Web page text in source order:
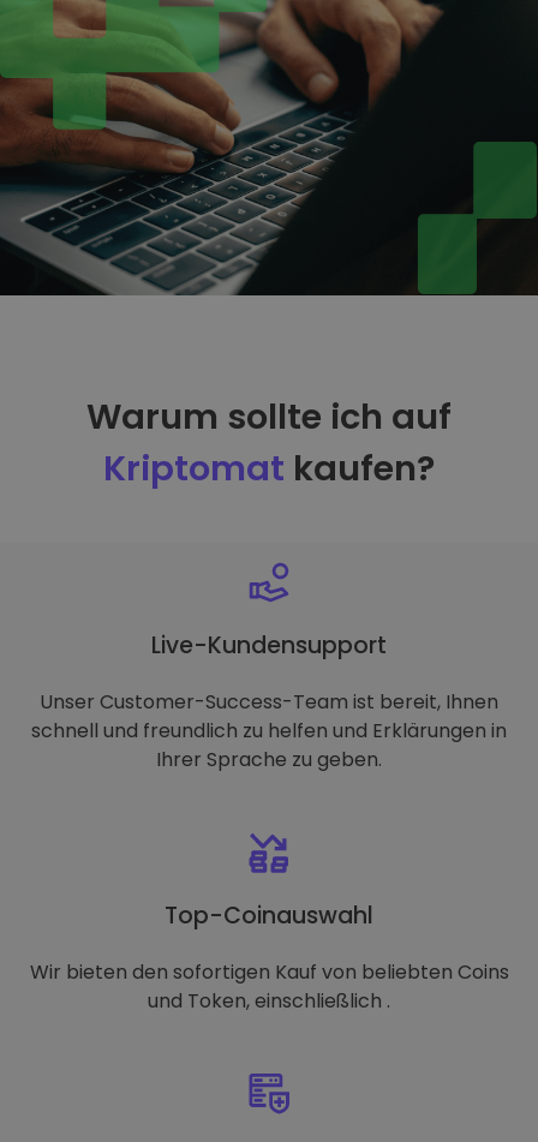
Warum sollte ich auf
Kriptomat kaufen?
Live-Kundensupport
Unser Customer-Success-Team ist bereit, Ihnen
schnell und freundlich zu helfen und Erklärungen in
Ihrer Sprache zu geben.
Top-Coinauswahl
Wir bieten den sofortigen Kauf von beliebten Coins
und Token, einschließlich .